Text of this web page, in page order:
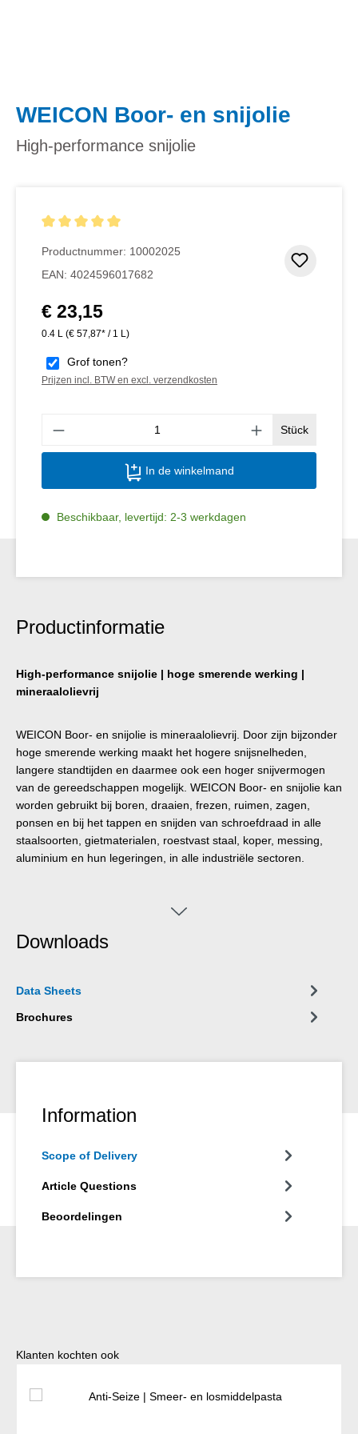
WEICON Boor- en snijolie
High-performance snijolie
Productnummer: 10002025
EAN: 4024596017682
Normale prijs:
€ 23,15
0.4 L (€ 57,87* / 1 L)
Grof tonen?
Prijzen incl. BTW en excl. verzendkosten
Stück
In de winkelmand
Beschikbaar, levertijd: 2-3 werkdagen
Productinformatie
High-performance snijolie | hoge smerende werking |
mineraalolievrij
WEICON Boor- en snijolie is mineraalolievrij. Door zijn bijzonder
hoge smerende werking maakt het hogere snijsnelheden,
langere standtijden en daarmee ook een hoger snijvermogen
van de gereedschappen mogelijk. WEICON Boor- en snijolie kan
worden gebruikt bij boren, draaien, frezen, ruimen, zagen,
ponsen en bij het tappen en snijden van schroefdraad in alle
staalsoorten, gietmaterialen, roestvast staal, koper, messing,
aluminium en hun legeringen, in alle industriële sectoren.
Downloads
Data Sheets
Brochures
Information
Scope of Delivery
Article Questions
Beoordelingen
Productgalerij overslaan
Klanten kochten ook